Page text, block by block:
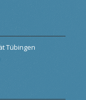
Tübingen